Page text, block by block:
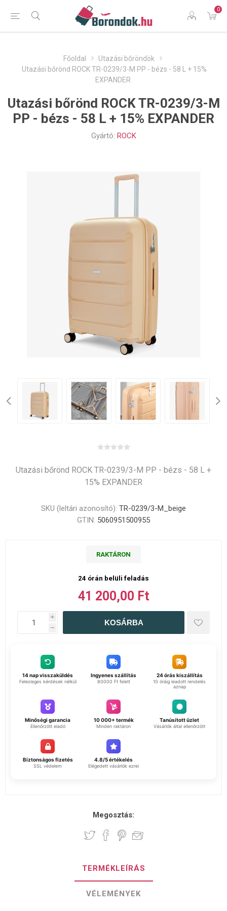
0
Főoldal
Utazási bőröndök
Utazási bőrönd ROCK TR-0239/3-M PP - bézs - 58 L + 15%
EXPANDER
Utazási bőrönd ROCK TR-0239/3-M
PP - bézs - 58 L + 15% EXPANDER
Gyártó: ROCK
Utazási bőrönd ROCK TR-0239/3-M PP - bézs - 58 L +
15% EXPANDER
SKU (leltári azonosító): TR-0239/3-M_beige
GTIN: 5060951500955
RAKTÁRON
24 órán belüli feladás
41 200,00 Ft
i
h
14 nap visszaküldés
Felesleges kérdések nélkül
Ingyenes szállítás
80000 Ft felett
24 órás kiszállítás
10 óráig leadott rendelés
aznap
Minőségi garancia
Ellenőrzött eladó
10 000+ termék
Minden raktáron
Tanúsított üzlet
Vásárlók által ellenőrzött
Biztonságos fizetés
SSL védelem
4.8/5 értékelés
Elégedett vásárlók ezrei
Megosztás:
TERMÉKLEÍRÁS
VÉLEMÉNYEK